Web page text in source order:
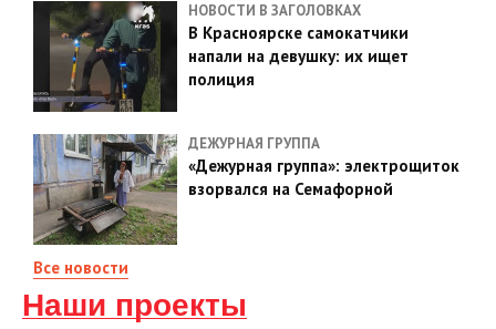
НОВОСТИ В ЗАГОЛОВКАХ
В Красноярске самокатчики
напали на девушку: их ищет
полиция
ДЕЖУРНАЯ ГРУППА
«Дежурная группа»: электрощиток
взорвался на Семафорной
Все новости
Наши проекты